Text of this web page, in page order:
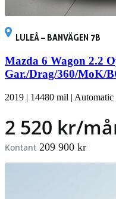
LULEÅ – BANVÄGEN 7B
Mazda 6 Wagon 2.2
Gar./Drag/360/MoK/
2019 | 14480 mil | Automatic
2 520 kr/
Kontant 209 900 kr